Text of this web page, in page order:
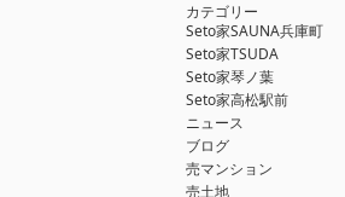
カテゴリー
Seto家SAUNA兵庫町
Seto家TSUDA
Seto家琴ノ葉
Seto家高松駅前
ニュース
ブログ
売マンション
売土地